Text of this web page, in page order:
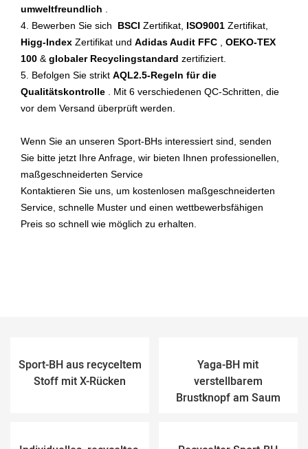
umweltfreundlich .
4. Bewerben Sie sich BSCI Zertifikat, ISO9001 Zertifikat,
Higg-Index Zertifikat und Adidas Audit FFC , OEKO-TEX
100 &globaler Recyclingstandard zertifiziert.
5. Befolgen Sie strikt AQL2.5-Regeln für die
Qualitätskontrolle . Mit 6 verschiedenen QC-Schritten, die
vor dem Versand überprüft werden.
Wenn Sie an unseren Sport-BHs interessiert sind, senden
Sie bitte jetzt Ihre Anfrage, wir bieten Ihnen professionellen,
maßgeschneiderten Service
Kontaktieren Sie uns, um kostenlosen maßgeschneiderten
Service, schnelle Muster und einen wettbewerbsfähigen
Preis so schnell wie möglich zu erhalten.
Sport-BH aus recyceltem
Stoff mit X-Rücken
Yaga-BH mit
verstellbarem
Brustknopf am Saum